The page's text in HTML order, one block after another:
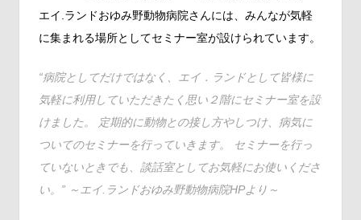
エイ.ランドおゆみ野動物病院さんには、みんなが気軽
に集まれる場所としてセミナー室が設けられています。
“病院としてだけではなく、エイ．ランドとして皆様に
気軽に利用していただきたく思い２階にセミナー室を設
けました。 定期的に動物との接し方やしつけ、病気に
ついてのセミナーを行っていきます。 セミナーを行っ
ていないときでも、談話室としてお気軽にお使いくださ
い。” ～エイ.ランドおゆみ野動物病院HPより～